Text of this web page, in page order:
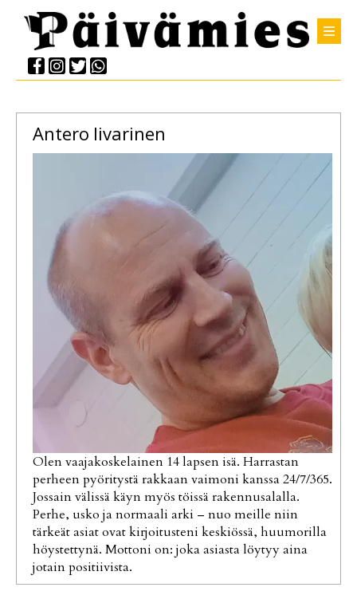
Antero Iivarinen
Olen vaajakoskelainen 14 lapsen isä. Harrastan
perheen pyöritystä rakkaan vaimoni kanssa 24/7/365.
Jossain välissä käyn myös töissä rakennusalalla.
Perhe, usko ja normaali arki – nuo meille niin
tärkeät asiat ovat kirjoitusteni keskiössä, huumorilla
höystettynä. Mottoni on: joka asiasta löytyy aina
jotain positiivista.